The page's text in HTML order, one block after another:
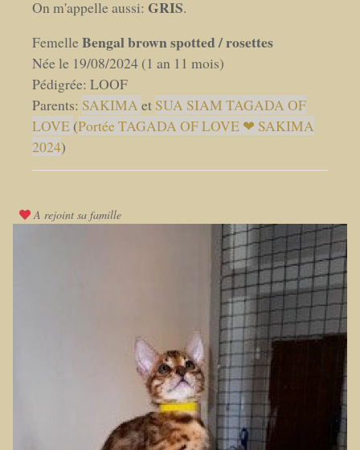
On m'appelle aussi: GRIS.
FemelleBengal brown spotted / rosettes
Née le 19/08/2024 (1 an 11 mois)
Pédigrée: LOOF
Parents: SAKIMA et SUA SIAM TAGADA OF
LOVE (Portée TAGADA OF LOVE ❤ SAKIMA
2024)
A rejoint sa famille